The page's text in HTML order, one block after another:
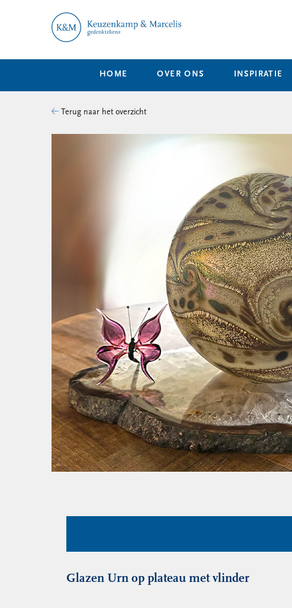
HOME OVER ONS INSPIRATIE
Terug naar het overzicht
Glazen Urn op plateau met vlinder